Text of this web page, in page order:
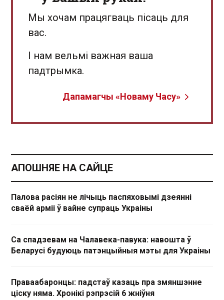
Мы хочам працягваць пісаць для
вас.
І нам вельмі важная ваша
падтрымка.
Дапамагчы «Новаму Часу»
АПОШНЯЕ НА САЙЦЕ
Палова расіян не лічыць паспяховымі дзеянні
сваёй арміі ў вайне супраць Украіны
Са спадзевам на Чалавека-павука: навошта ў
Беларусі будуюць патэнцыйныя мэты для Украіны
Праваабаронцы: падстаў казаць пра змяншэнне
ціску няма. Хронікі рэпрэсій 6 жніўня